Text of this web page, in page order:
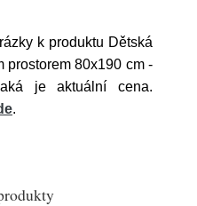
k produktu Dětská
prostorem 80x190 cm -
je aktuální cena.
.